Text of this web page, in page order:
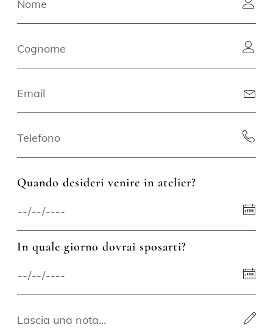
Quando desideri venire in atelier?
In quale giorno dovrai sposarti?